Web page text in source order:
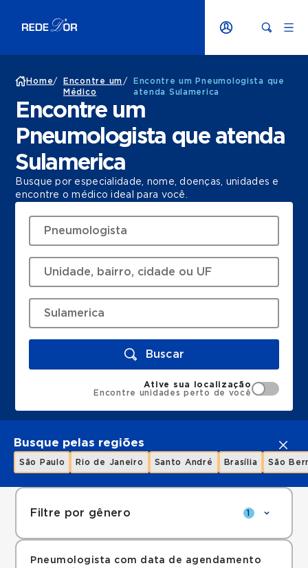
Home/
Encontre um
Médico
/
Encontre um Pneumologista que
atenda Sulamerica
Encontre um
Pneumologista que atenda
Sulamerica
Busque por especialidade, nome, doenças, unidades e
encontre o médico ideal para você.
Buscar
Ative sua localização
Encontre unidades perto de você
Busque pelas regiões
São Paulo Rio de Janeiro Santo André Brasília São
Filtre por gênero 1
Pneumologista com data de agendamento